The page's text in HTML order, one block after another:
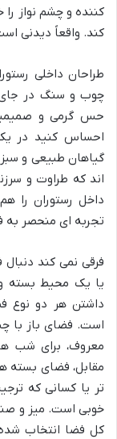
کننده و چشم نواز
کند. واقعاً دیدنی
طراحان داخلی
چوب و سنگ در جای
حس گرمی و
احساس کنید در
گیاهان طبیعی و
اند که طراوت و
داخل رستوران را
تجربه ای منحصر به
فرقی نمی کند
یا یک محیط بسته و
داشتن هر دو نوع
است. فضای باز با
معروف، برای شب
مقابل، فضای بسته
تر یا کسانی که
خوبی است. میز و
کل فضا انتخاب